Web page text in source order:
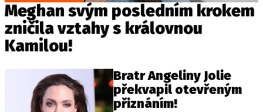
Meghan svým posledním krokem
zničila vztahy s královnou
Kamilou!
Bratr Angeliny Jolie
překvapil otevřeným
přiznáním!